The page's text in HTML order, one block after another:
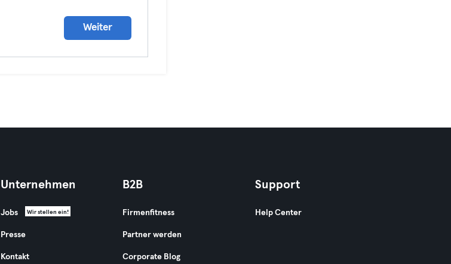
Weiter
Unternehmen
Jobs Wir stellen ein!
Presse
Kontakt
B2B
Firmenfitness
Partner werden
Corporate Blog
Support
Help Center